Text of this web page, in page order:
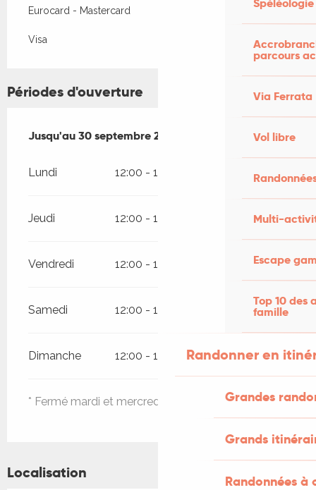
Spéléologie
parcours
Via Ferrata
Vol libre
Multi-
Escape
Top 10 des
famille
Randonner en
Grandes
Grands
Randonnées
Eurocard - Mastercard
Visa
Périodes d'ouverture
Du7 mai 2026au30 septembre 2026
Jusqu'au30 septembre 2026
Lundi 12:00 - 13:30 19:00 - 21:00
Jeudi 12:00 - 13:30 19:00 - 21:00
Vendredi 12:00 - 13:30 19:00 - 21:00
Samedi 12:00 - 13:30 19:00 - 21:00
Dimanche 12:00 - 13:30 19:00 - 21:00
* Fermé mardi et mercredi.
Localisation